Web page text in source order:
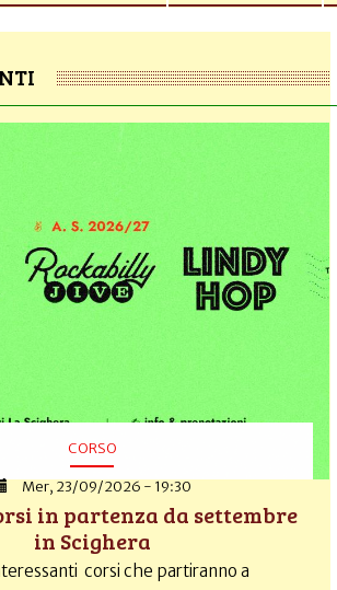
CORSO
Mer, 23/09/2026 - 19:30
in partenza da settembre
in Scighera
corsi che partiranno a